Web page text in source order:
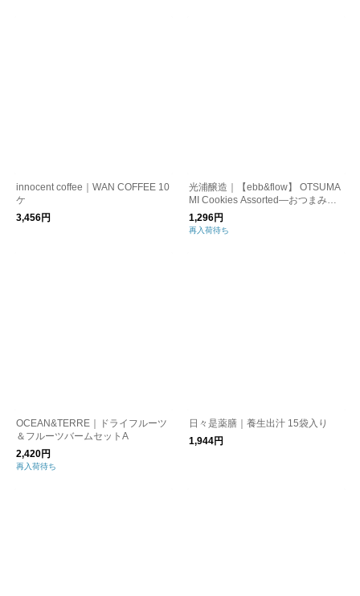
innocent coffee｜WAN COFFEE 10
ケ
3,456円
光浦醸造｜【ebb&flow】 OTSUMA
MI Cookies Assorted―おつまみク
ッキーアソート―
1,296円
再入荷待ち
OCEAN&TERRE｜ドライフルーツ
＆フルーツバームセットA
2,420円
再入荷待ち
日々是薬膳｜養生出汁 15袋入り
1,944円